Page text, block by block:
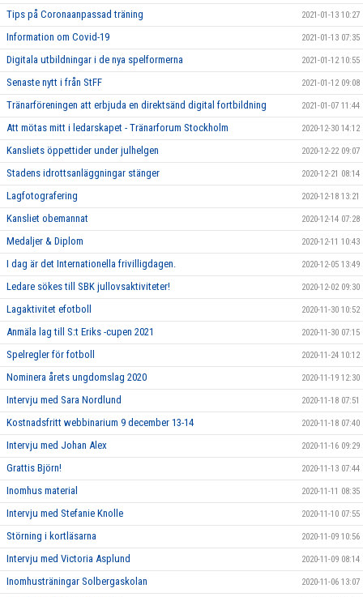
Tips på Coronaanpassad träning 2021-01-13 10:27
Information om Covid-19 2021-01-13 07:35
Digitala utbildningar i de nya spelformerna 2021-01-12 10:55
Senaste nytt i från StFF 2021-01-12 09:08
Tränarföreningen att erbjuda en direktsänd digital fortbildning 2021-01-07 11:44
Att mötas mitt i ledarskapet - Tränarforum Stockholm 2020-12-30 14:12
Kansliets öppettider under julhelgen 2020-12-22 09:07
Stadens idrottsanläggningar stänger 2020-12-21 08:14
Lagfotografering 2020-12-18 13:21
Kansliet obemannat 2020-12-14 07:28
Medaljer & Diplom 2020-12-11 10:43
I dag är det Internationella frivilligdagen. 2020-12-05 13:49
Ledare sökes till SBK jullovsaktiviteter! 2020-12-02 09:30
Lagaktivitet efotboll 2020-11-30 10:52
Anmäla lag till S:t Eriks -cupen 2021 2020-11-30 07:15
Spelregler för fotboll 2020-11-24 10:12
Nominera årets ungdomslag 2020 2020-11-19 12:30
Intervju med Sara Nordlund 2020-11-18 07:51
Kostnadsfritt webbinarium 9 december 13-14 2020-11-18 07:40
Intervju med Johan Alex 2020-11-16 09:29
Grattis Björn! 2020-11-13 07:44
Inomhus material 2020-11-11 08:35
Intervju med Stefanie Knolle 2020-11-10 07:55
Störning i kortläsarna 2020-11-09 10:56
Intervju med Victoria Asplund 2020-11-09 08:14
Inomhusträningar Solbergaskolan 2020-11-06 13:07